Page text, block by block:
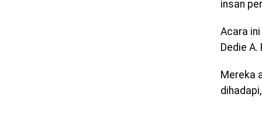
insan
Acara
Dedie
Mereka